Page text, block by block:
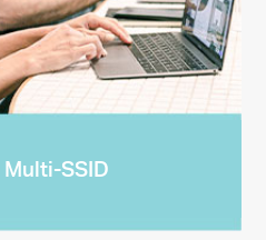
Multi-SSID